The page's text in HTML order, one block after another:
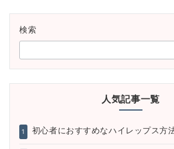
検索
人気記事一覧
1 初心者におすすめなハイレップス方